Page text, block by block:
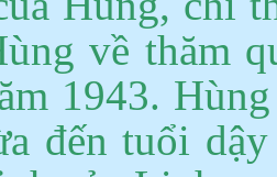
về thăm
1943.
đến tuổi